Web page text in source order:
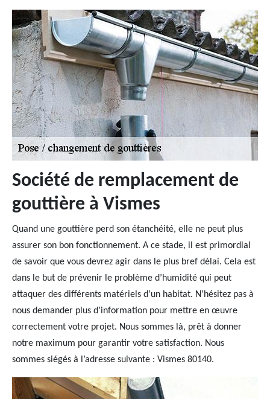
Société de remplacement de
gouttière à Vismes
Quand une gouttière perd son étanchéité, elle ne peut plus
assurer son bon fonctionnement. A ce stade, il est primordial
de savoir que vous devrez agir dans le plus bref délai. Cela est
dans le but de prévenir le problème d’humidité qui peut
attaquer des différents matériels d’un habitat. N’hésitez pas à
nous demander plus d’information pour mettre en œuvre
correctement votre projet. Nous sommes là, prêt à donner
notre maximum pour garantir votre satisfaction. Nous
sommes siégés à l’adresse suivante : Vismes 80140.